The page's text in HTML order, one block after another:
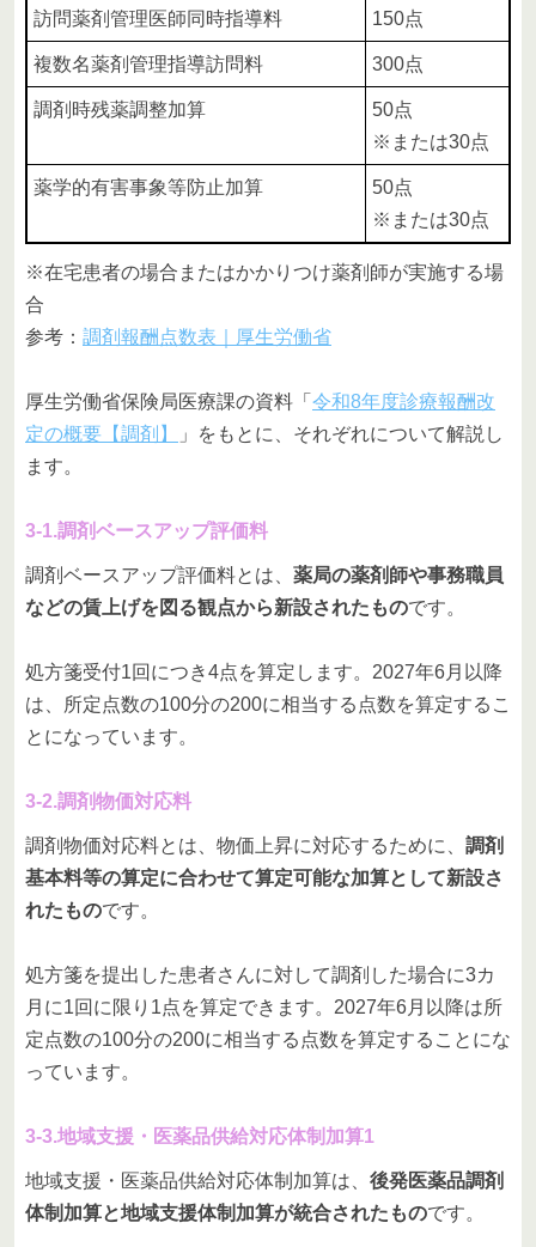
訪問薬剤管理医師同時指導料 150点
複数名薬剤管理指導訪問料 300点
調剤時残薬調整加算
50点
※または30点
薬学的有害事象等防止加算
50点
※または30点
※在宅患者の場合またはかかりつけ薬剤師が実施する場
合
参考： 調剤報酬点数表｜厚生労働省
厚生労働省保険局医療課の資料「 令和8年度診療報酬改
定の概要【調剤】
」をもとに、それぞれについて解説し
ます。
3-1.調剤ベースアップ評価料
調剤ベースアップ評価料とは、 薬局の薬剤師や事務職員
などの賃上げを図る観点から新設されたものです。
処方箋受付1回につき4点を算定します。2027年6月以降
は、所定点数の100分の200に相当する点数を算定するこ
とになっています。
3-2.調剤物価対応料
調剤物価対応料とは、物価上昇に対応するために、 調剤
基本料等の算定に合わせて算定可能な加算として新設さ
れたものです。
処方箋を提出した患者さんに対して調剤した場合に3カ
月に1回に限り1点を算定できます。2027年6月以降は所
定点数の100分の200に相当する点数を算定することにな
っています。
3-3.地域支援・医薬品供給対応体制加算1
地域支援・医薬品供給対応体制加算は、 後発医薬品調剤
体制加算と地域支援体制加算が統合されたものです。